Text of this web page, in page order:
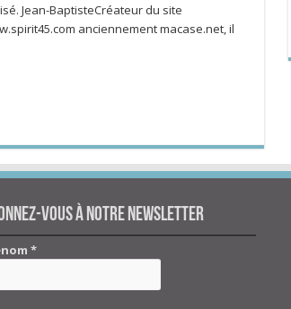
Jean-BaptisteCréateur du site
anciennement macase.net, il
vous à notre newsletter
*